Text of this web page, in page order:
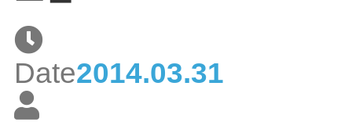
Date2014.03.31